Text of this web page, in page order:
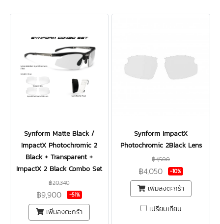
Synform Matte Black /
ImpactX Photochromic 2
Black + Transparent +
ImpactX 2 Black Combo Set
฿20,340
฿9,900 -51%
เพิ่มลงตะกร้า
Synform ImpactX
Photochromic 2Black Lens
฿4,500
฿4,050 -10%
เพิ่มลงตะกร้า
เปรียบเทียบ